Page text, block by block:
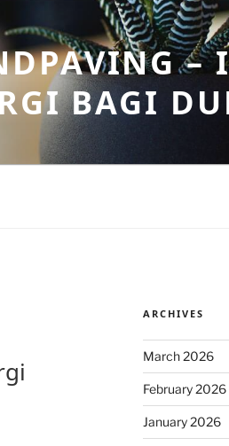
–
BAGI
ARCHIVES
March 2026
February 2026
January 2026